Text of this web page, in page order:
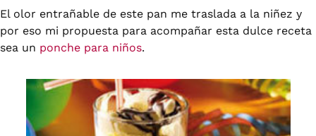
El olor entrañable de este pan me traslada a la niñez y
por eso mi propuesta para acompañar esta dulce receta
sea un ponche para niños.